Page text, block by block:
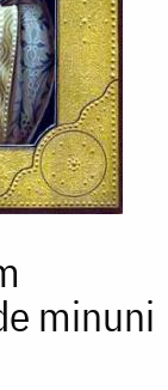
minuni